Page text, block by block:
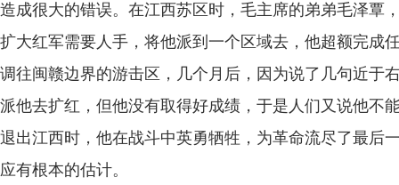
造成很大的错误。在江西苏区时，毛主席的弟弟毛泽覃
扩大红军需要人手，将他派到一个区域去，他超额完成
调往闽赣边界的游击区，几个月后，因为说了几句近于
派他去扩红，但他没有取得好成绩，于是人们又说他不
退出江西时，他在战斗中英勇牺牲，为革命流尽了最后
应有根本的估计。